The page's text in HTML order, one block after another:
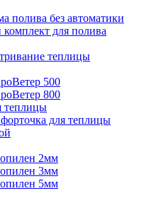
полива без автоматики
для полива
теплицы
500
800
теплицы
для теплицы
2мм
3мм
5мм